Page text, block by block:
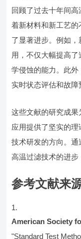
回顾了过去十年间
着新材料和新工艺
了显著进步。例如
用，不仅大幅提高
学侵蚀的能力。此
实时状态评估和故障
这些文献的研究成
应用提供了坚实的
技术研发的方向。
高温过滤技术的进步
参考文献来
American Society
"Standard Test